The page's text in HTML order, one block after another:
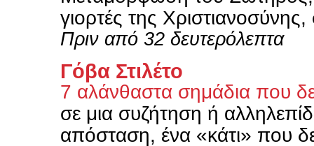
γιορτές της
Πριν από 32 δευτερόλεπτα
Γόβα Στιλέτο
7 αλάνθαστα σημάδια που
σε μια συζήτηση ή
απόσταση, ένα «κάτι» που